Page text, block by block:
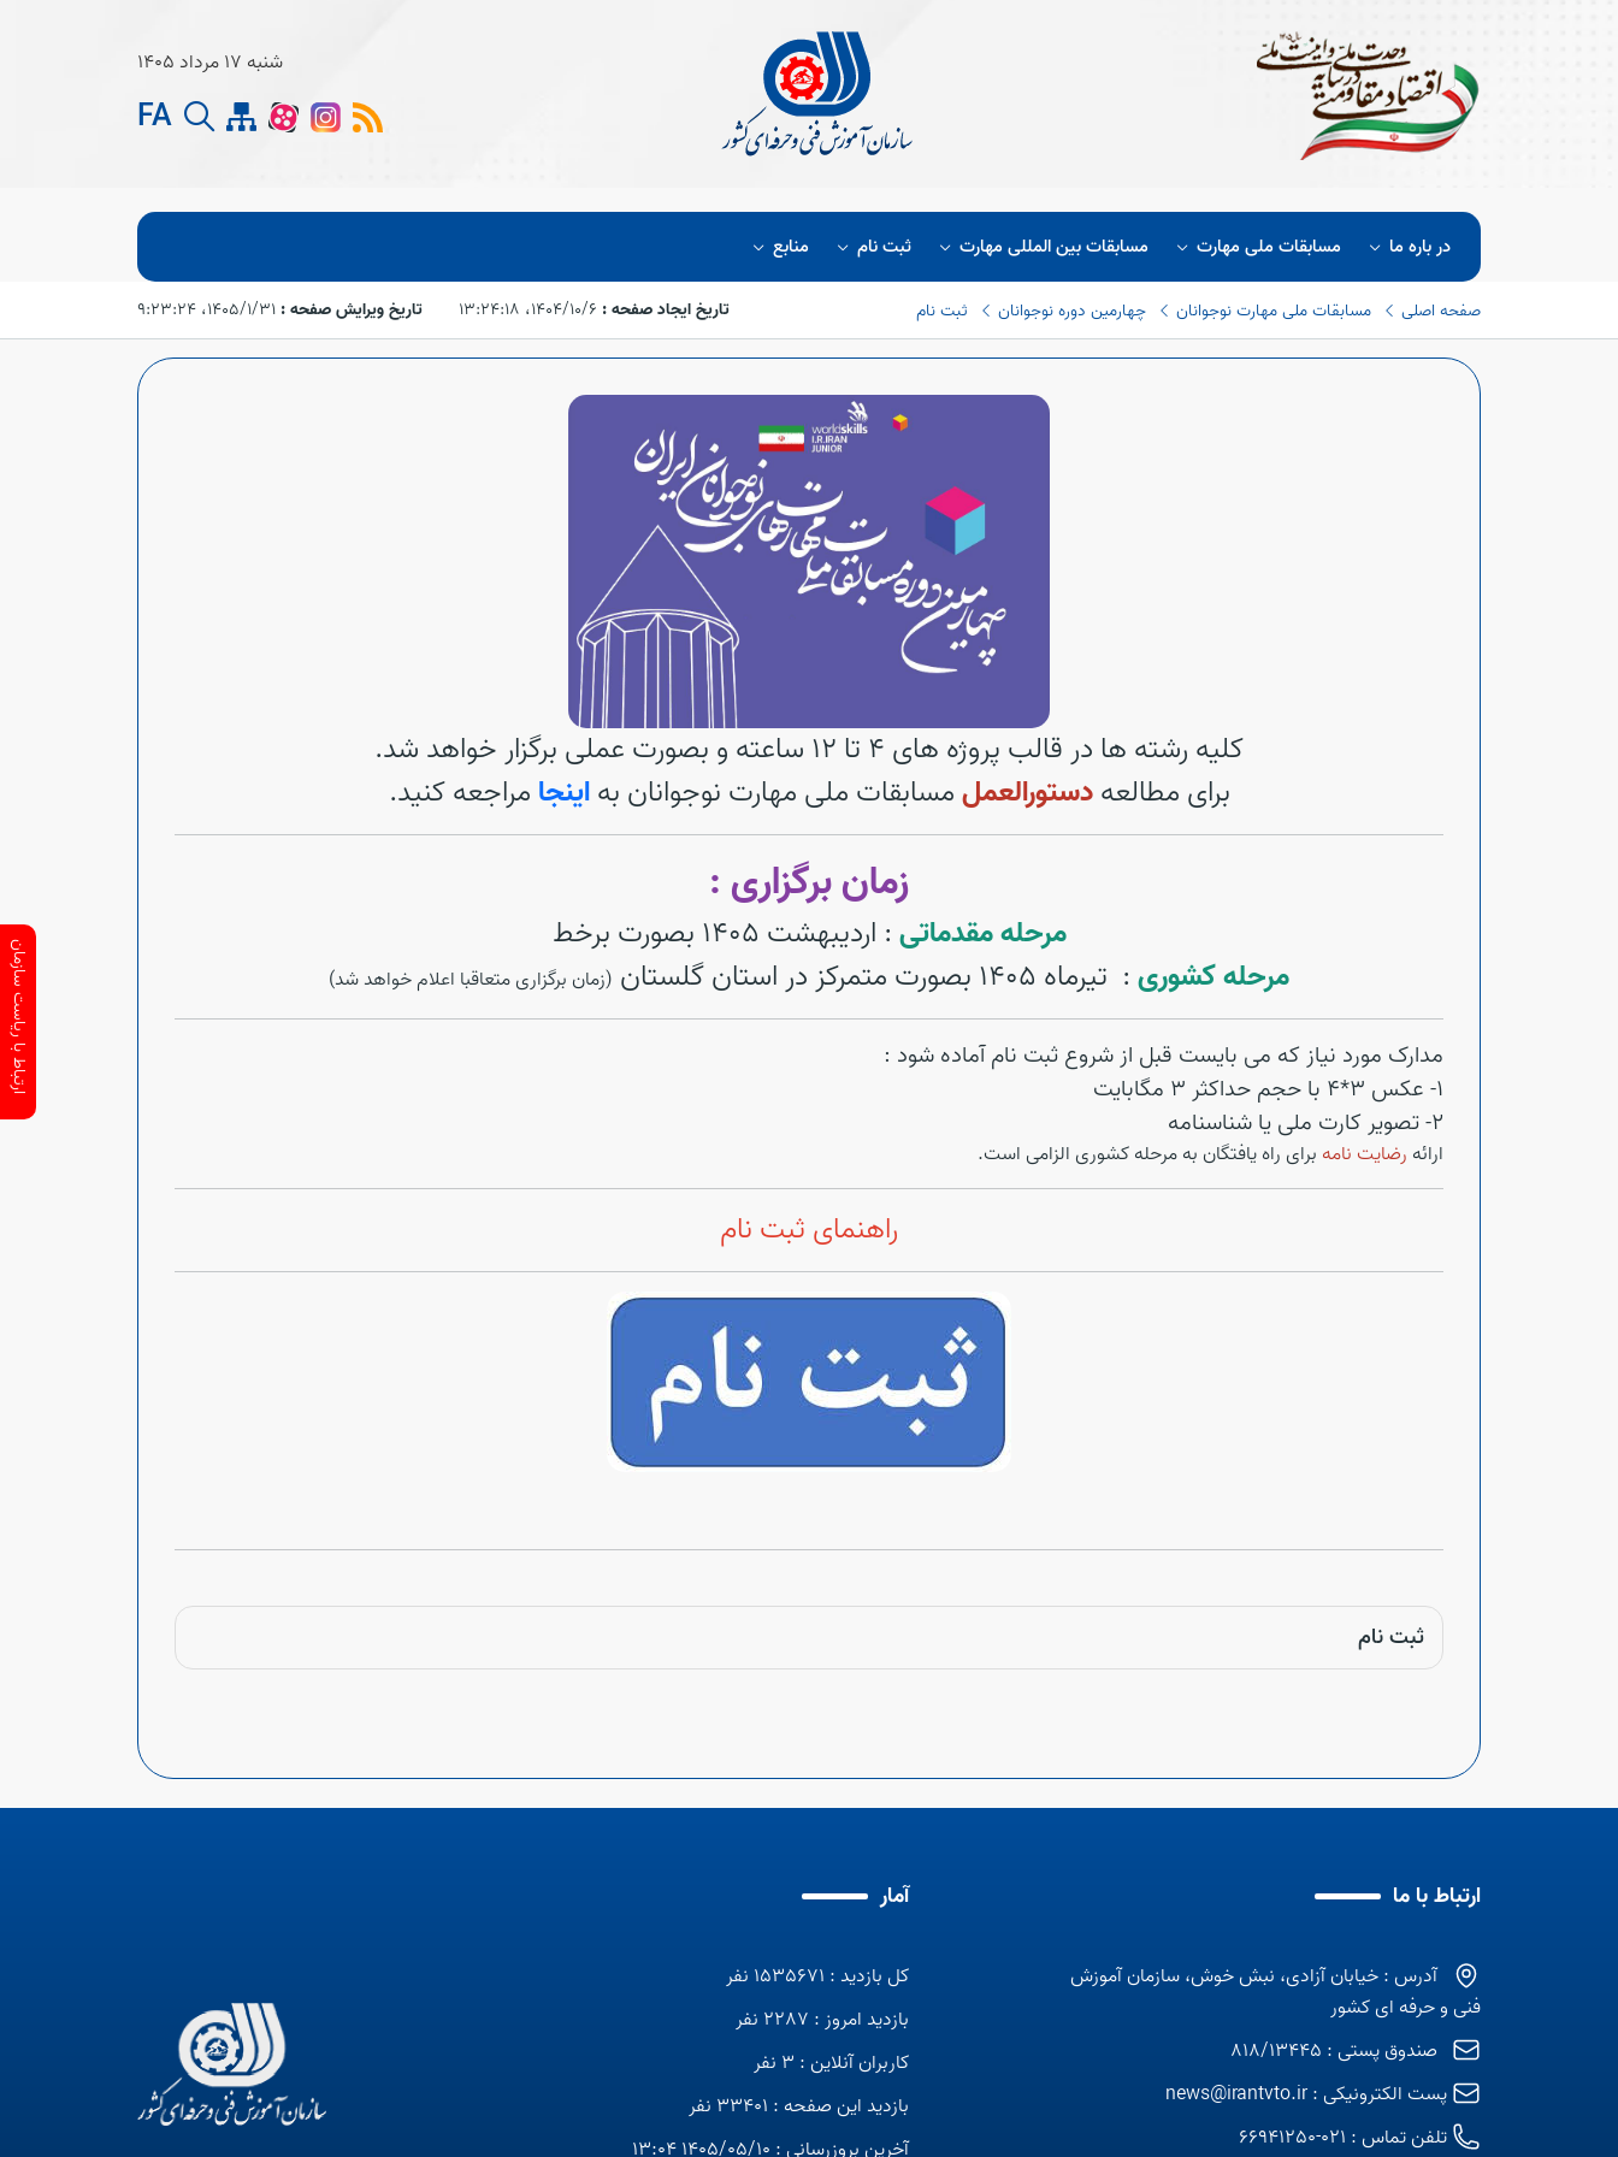
شنبه 17 مرداد 1405
FA
در باره ما مسابقات ملی مهارت مسابقات بین المللی مهارت ثبت نام منابع
صفحه اصلی مسابقات ملی مهارت نوجوانان چهارمین دوره نوجوانان ثبت نام تاریخ ایجاد صفحه : ۱۴۰۴/۱۰/۶،‏ ۱۳:۲۴:۱۸ تاریخ ویرایش صفحه : ۱۴۰۵/۱/۳۱،‏ ۹:۲۳:۲۴
کلیه رشته ها در قالب پروژه های 4 تا 12 ساعته و بصورت عملی برگزار خواهد شد.
برای مطالعهدستورالعملمسابقات ملی مهارت نوجوانان بهاینجا مراجعه کنید.
زمان برگزاری :
مرحله مقدماتی : اردیبهشت 1405 بصورت برخط
مرحله کشوری : تیرماه 1405 بصورت متمرکز در استان گلستان (زمان برگزاری متعاقبا اعلام خواهد شد)
مدارک مورد نیاز که می بایست قبل از شروع ثبت نام آماده شود :
1- عکس 3*4 با حجم حداکثر 3 مگابایت
2- تصویر کارت ملی یا شناسنامه
ارائه رضایت نامه برای راه یافتگان به مرحله کشوری الزامی است.
راهنمای ثبت نام
ثبت نام
ارتباط با ما
آدرس : خیابان آزادی، نبش خوش، سازمان آموزش
فنی و حرفه ای کشور
صندوق پستی : 818/13445
پست الکترونیکی :news@irantvto.ir
تلفن تماس : 021-66941250
آمار
کل بازدید : 1535671 نفر
بازدید امروز : 2287 نفر
کاربران آنلاین : 3 نفر
بازدید این صفحه : 33401 نفر
آخرین بروزرسانی : 1405/05/10 13:04
ارتباط با ریاست سازمان